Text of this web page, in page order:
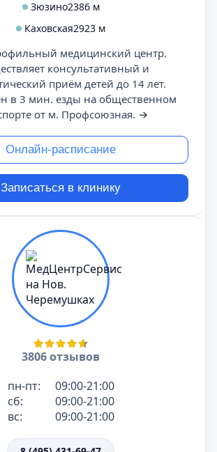
Зюзино2386 м
Каховская2923 м
медицинский центр.
консультативный и
приём детей до 14 лет.
в 3 мин. езды на общественном
от м. Профсоюзная. →
Онлайн-расписание
Записаться в клинику
3806 отзывов
пн-пт:
09:00-21:00
сб:
09:00-21:00
вс:
09:00-21:00